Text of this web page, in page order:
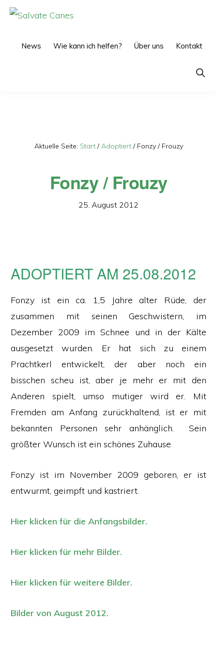
Zur
Zum
News Wie kann ich helfen? Über uns Kontakt
Show
Aktuelle Seite: Start / Adoptiert /Fonzy / Frouzy
Fonzy / Frouzy
25. August 2012
ADOPTIERT AM 25.08.2012
Fonzy ist ein ca. 1,5 Jahre alter Rüde, der
zusammen mit seinen Geschwistern, im
Dezember 2009 im Schnee und in der Kälte
ausgesetzt wurden. Er hat sich zu einem
Prachtkerl entwickelt, der aber noch ein
bisschen scheu ist, aber je mehr er mit den
Anderen spielt, umso mutiger wird er. Mit
Fremden am Anfang zurückhaltend, ist er mit
bekannten Personen sehr anhänglich. Sein
größter Wunsch ist ein schönes Zuhause
Fonzy ist im November 2009 geboren, er ist
entwurmt, geimpft und kastriert.
Hier klicken für die Anfangsbilder.
Hier klicken für mehr Bilder.
Hier klicken für weitere Bilder.
Bilder von August 2012.